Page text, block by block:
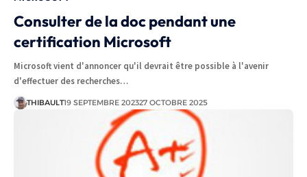
Consulter de la doc pendant une
certification Microsoft
Microsoft vient d'annoncer qu'il devrait être possible à l'avenir
d'effectuer des recherches…
THIBAULT19 SEPTEMBRE 202327 OCTOBRE 2025